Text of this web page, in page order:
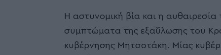
Η αστυνομική βία και η
συμπτώματα της εξαΰλωσης του
κυβέρνησης Μητσοτάκη. Μίας